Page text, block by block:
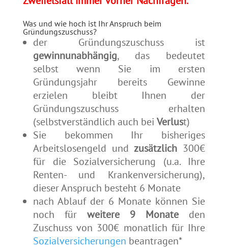
Was und wie hoch ist Ihr Anspruch beim
Gründungszuschuss?
der Gründungszuschuss ist
gewinnunabhängig, das bedeutet
selbst wenn Sie im ersten
Gründungsjahr bereits Gewinne
erzielen bleibt Ihnen der
Gründungszuschuss erhalten
(selbstverständlich auch bei Verlust)
Sie bekommen Ihr bisheriges
Arbeitslosengeld undzusätzlich 300€
für die Sozialversicherung (u.a. Ihre
Renten- und Krankenversicherung),
dieser Anspruch besteht 6 Monate
nach Ablauf der 6 Monate können Sie
noch für weitere 9 Monate den
Zuschuss von 300€ monatlich für Ihre
Sozialversicherungen beantragen*